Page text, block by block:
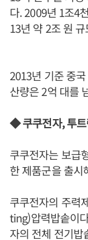
다. 2009년 1조4
13년 약 2조 원
2013년 기준 중
산량은 2억 대를
◆ 쿠쿠전자, 투트
쿠쿠전자는 보급
한 제품군을 출시
쿠쿠전자의 주력
ting)압력밥솥이
자의 전체 전기